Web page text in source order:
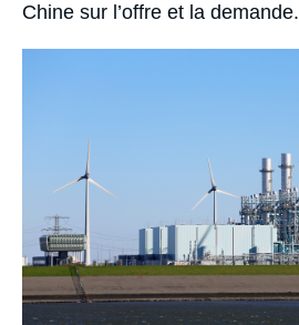
Chine sur l’offre et la demande.